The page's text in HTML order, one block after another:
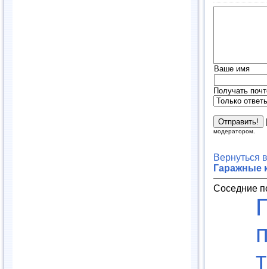
Ваше имя
Получать
модератором.
Вернуться
Гаражные
Соседние